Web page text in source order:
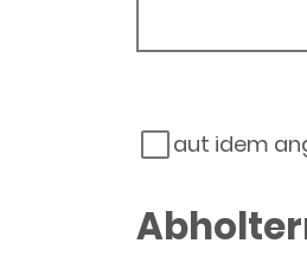
aut idem